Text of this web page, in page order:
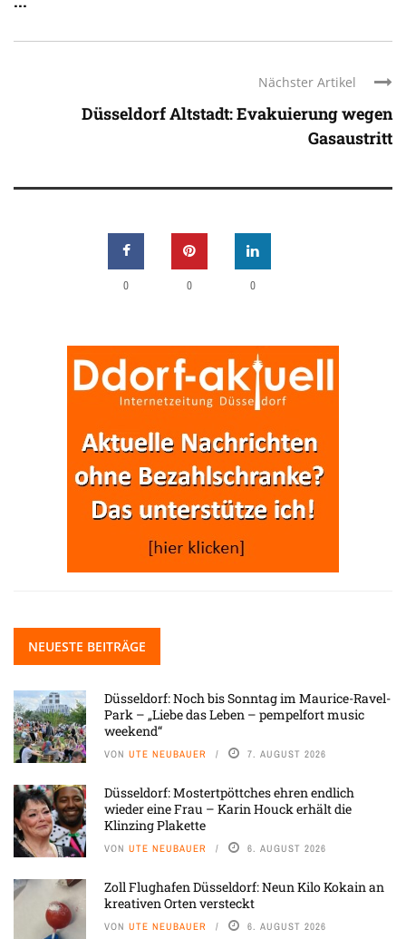
Nächster Artikel
Düsseldorf Altstadt: Evakuierung wegen
Gasaustritt
0 0 0
NEUESTE BEITRÄGE
Düsseldorf: Noch bis Sonntag im Maurice-Ravel-
Park – „Liebe das Leben – pempelfort music
weekend“
VON UTE NEUBAUER 7. AUGUST 2026
Düsseldorf: Mostertpöttches ehren endlich
wieder eine Frau – Karin Houck erhält die
Klinzing Plakette
VON UTE NEUBAUER 6. AUGUST 2026
Zoll Flughafen Düsseldorf: Neun Kilo Kokain an
kreativen Orten versteckt
VON UTE NEUBAUER 6. AUGUST 2026